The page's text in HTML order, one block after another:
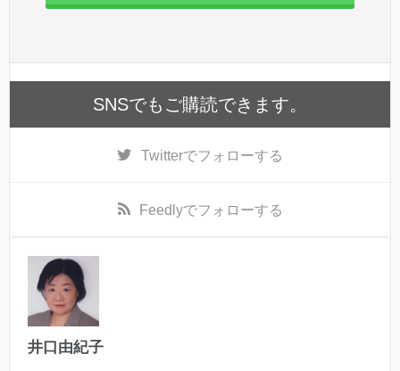
SNSでもご購読できます。
Twitterでフォローする
Feedlyでフォローする
井口由紀子